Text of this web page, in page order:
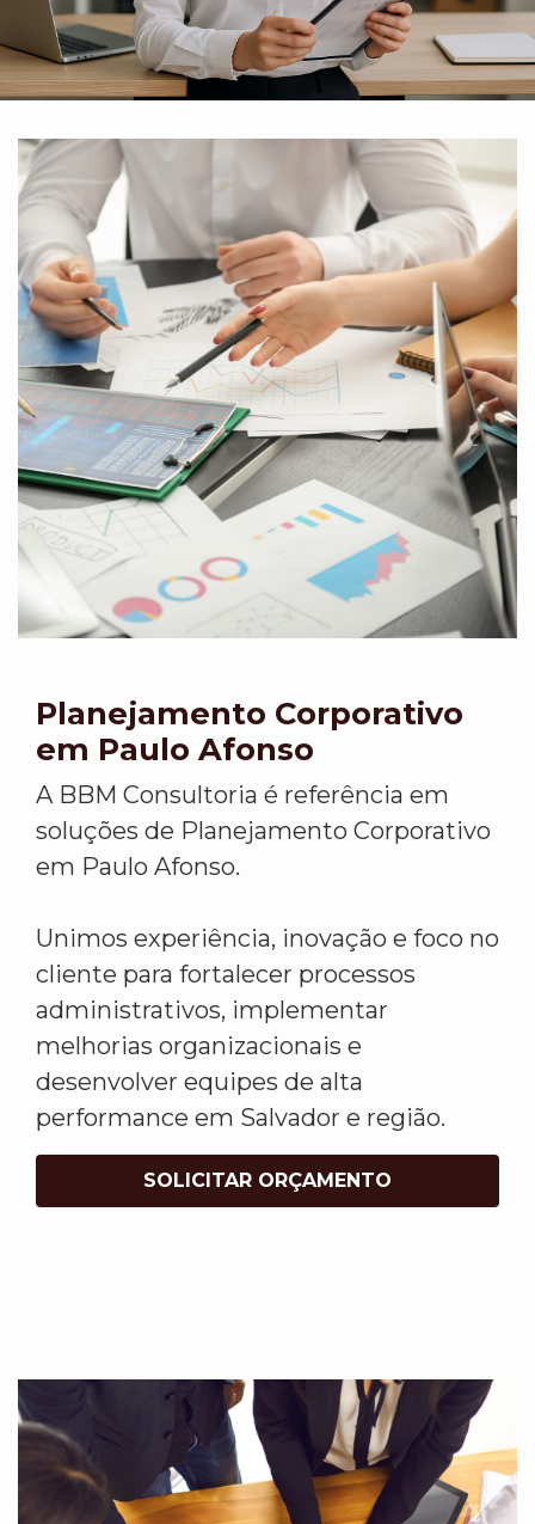
Planejamento Corporativo
em Paulo Afonso
A BBM Consultoria é referência em
soluções de Planejamento Corporativo
em Paulo Afonso.
Unimos experiência, inovação e foco no
cliente para fortalecer processos
administrativos, implementar
melhorias organizacionais e
desenvolver equipes de alta
performance em Salvador e região.
SOLICITAR ORÇAMENTO